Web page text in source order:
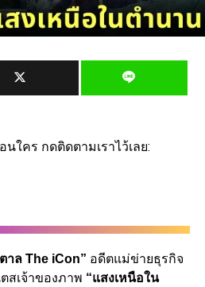
ใคร กดติดตามเราไว้เลย:
าล The iCon” อดีตแม่ข่ายธุรกิจ
สเจ้าของภาพ “แสงเหนือใน